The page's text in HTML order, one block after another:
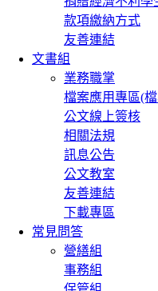
款項繳納方式
友善連結
文書組
業務職掌
檔案應用專區(
公文線上簽核
相關法規
訊息公告
公文教室
友善連結
下載專區
常見問答
營繕組
事務組